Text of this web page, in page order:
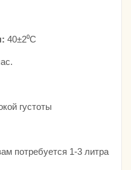
40±2⁰C
густоты
потребуется 1-3 литра